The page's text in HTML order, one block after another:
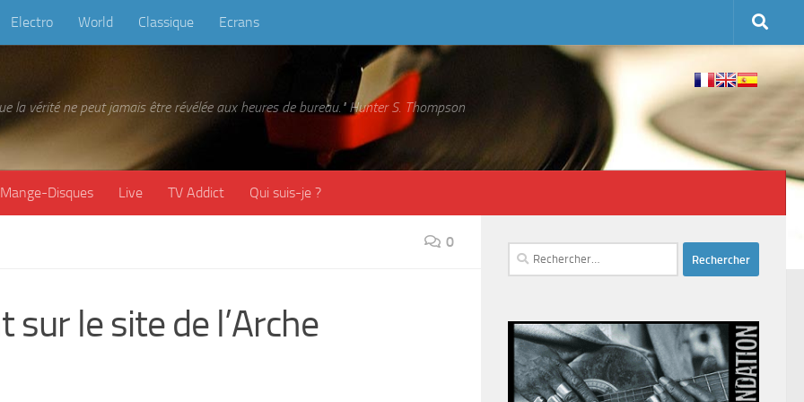
Electro World Classique Ecrans
la vérité ne peut jamais être révélée aux heures de bureau." Hunter S. Thompson
Mange-Disques Live TV Addict Qui suis-je ?
0
sur le site de l’Arche
Rechercher :